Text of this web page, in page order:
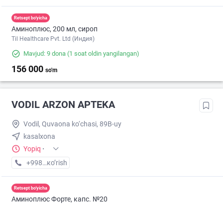
Retsept bo'yicha
Аминоплюс, 200 мл, сироп
Til Healthcare Pvt. Ltd (Индия)
Mavjud: 9 dona (1 soat oldin yangilangan)
156 000 so'm
VODIL ARZON APTEKA
Vodil, Quvaona ko‘chasi, 89B-uy
kasalxona
Yopiq ·
+998 (99) XXX-XX-XX
кo’rish
Retsept bo'yicha
Аминоплюс Форте, капс. №20